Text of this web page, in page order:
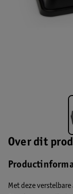
Over dit
Met deze